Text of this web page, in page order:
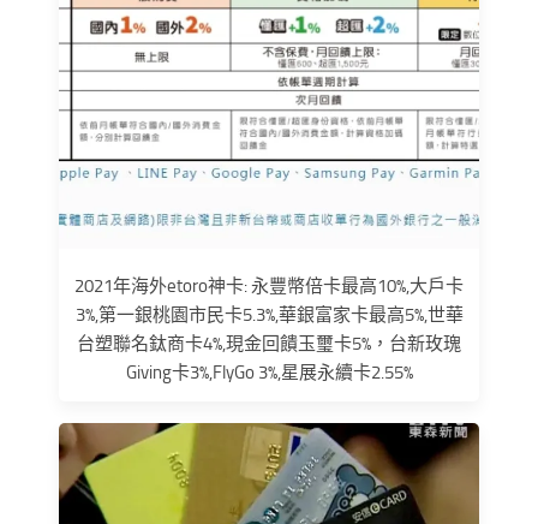
2021年海外etoro神卡: 永豐幣倍卡最高10%,大戶卡
3%,第一銀桃園市民卡5.3%,華銀富家卡最高5%,世華
台塑聯名鈦商卡4%,現金回饋玉璽卡5%，台新玫瑰
Giving卡3%,FlyGo 3%,星展永續卡2.55%